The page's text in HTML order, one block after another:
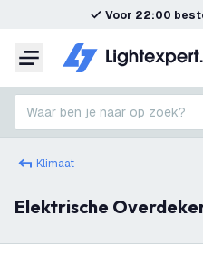
Voor 22:00
Menu
Waar ben je naar op zoek?
Klimaat
Elektrische